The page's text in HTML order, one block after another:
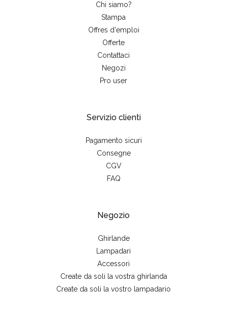
Chi siamo?
Stampa
Offres d'emploi
Offerte
Contattaci
Negozi
Pro user
Servizio clienti
Pagamento sicuri
Consegne
CGV
FAQ
Negozio
Ghirlande
Lampadari
Accessori
Create da soli la vostra ghirlanda
Create da soli la vostro lampadario